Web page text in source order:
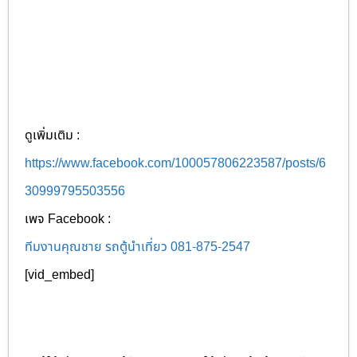
ดูเพิ่มเติม :
https://www.facebook.com/100057806223587/posts/6
30999795503556
เพจ Facebook :
ทีมงานคุณชาย รถตู้นำเที่ยว 081-875-2547
[vid_embed]